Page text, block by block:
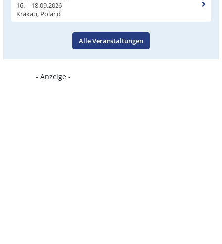
16. – 18.09.2026
Krakau, Poland
Alle Veranstaltungen
- Anzeige -